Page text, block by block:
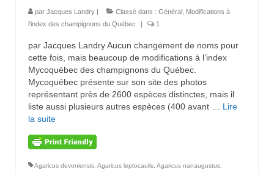
par Jacques Landry | Classé dans : Général Modifications à
l'index des champignons du Québec
| 1
par Jacques Landry Aucun changement de noms pour
cette fois, mais beaucoup de modifications à l’index
Mycoquébec des champignons du Québec.
Mycoquébec présente sur son site des photos
représentant près de 2600 espèces distinctes, mais il
liste aussi plusieurs autres espèces (400 avant … Lire
la suite­­
Agaricus devoniensis Agaricus leptocaulis Agaricus nanaugustus